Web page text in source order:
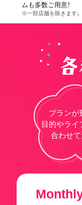
ムも多数ご用意！
※一部店舗を除きます。
プランが
目的やライ
合わせて